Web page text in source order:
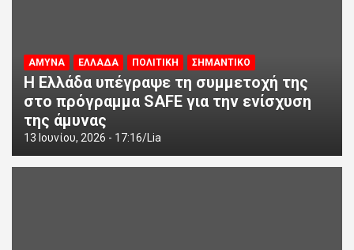
ΑΜΥΝΑ ΕΛΛΑΔΑ ΠΟΛΙΤΙΚΗ ΣΗΜΑΝΤΙΚΟ
Η Ελλάδα υπέγραψε τη συμμετοχή της
στο πρόγραμμα SAFE για την ενίσχυση
της άμυνας
13 Ιουνίου, 2026 - 17:16 Lia